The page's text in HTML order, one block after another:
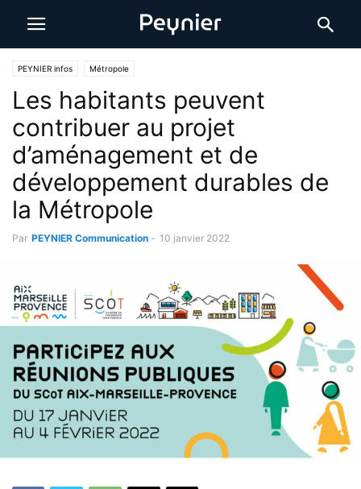
PEYNIER infos Métropole
Les habitants peuvent
contribuer au projet
d’aménagement et de
développement durables de
la Métropole
Par PEYNIER Communication - 10 janvier 2022